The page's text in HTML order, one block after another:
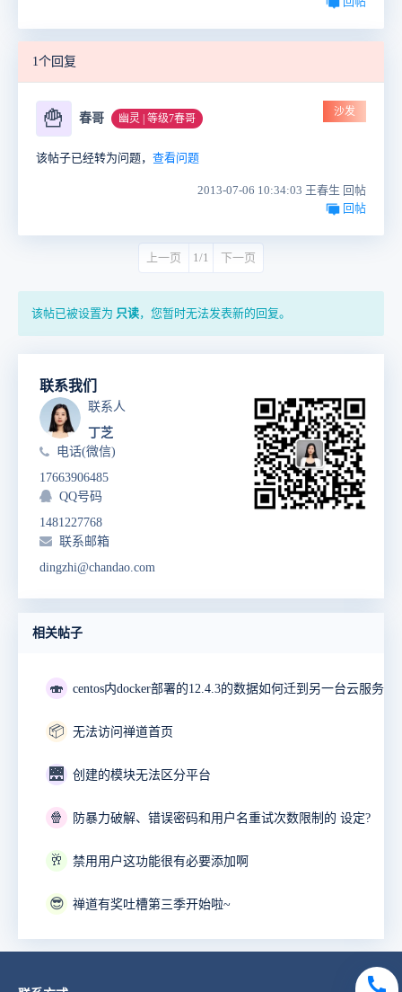
1个回复
🍟 春哥 幽灵 | 等级7春哥
沙发
该帖子已经转为问题， 查看问题
2013-07-06 10:34:03 王春生 回帖
回帖
上一页 1/1 下一页
该帖已被设置为 只读，您暂时无法发表新的回复。
联系我们
联系人
丁芝
电话(微信)
17663906485
QQ号码
1481227768
联系邮箱
dingzhi@chandao.com
相关帖子
🍣
📦 无法访问禅道首页
🌉 创建的模块无法区分平台
🍿 防暴力破解、错误密码和用户名重试次数限制的 设定?
🥂 禁用用户这功能很有必要添加啊
😎 禅道有奖吐槽第三季开始啦~